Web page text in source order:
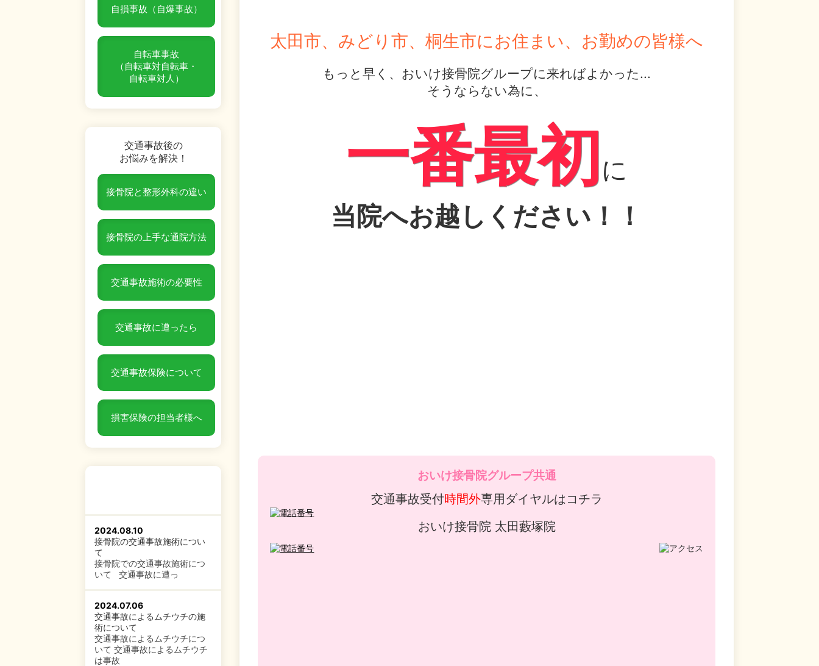
自損事故（自爆事故）
自転車事故
（自転車対自転車・
自転車対人）
交通事故後の
お悩みを解決！
接骨院と整形外科の違い
接骨院の上手な通院方法
交通事故施術の必要性
交通事故に遭ったら
交通事故保険について
損害保険の担当者様へ
2024.08.10
接骨院の交通事故施術につい
て
接骨院での交通事故施術につ
いて 交通事故に遭っ
2024.07.06
交通事故によるムチウチの施
術について
交通事故によるムチウチにつ
いて 交通事故によるムチウチ
は事故
太田市、みどり市、桐生市にお住まい、お勤めの皆様へ
もっと早く、おいけ接骨院グループに来ればよかった...
そうならない為に、
一番最初に
当院へお越しください！！
おいけ接骨院グループ共通
交通事故受付時間外専用ダイヤルはコチラ
おいけ接骨院 太田藪塚院